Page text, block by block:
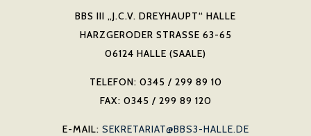
BBS III „J.C.V. DREYHAUPT“ HALLE
HARZGERODER STRASSE 63-65
06124 HALLE (SAALE)
TELEFON: 0345 / 299 89 10
FAX: 0345 / 299 89 120
E-MAIL: SEKRETARIAT@BBS3-HALLE.DE